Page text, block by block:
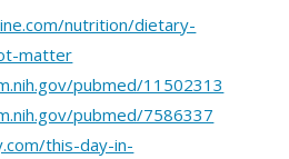
nutrition/dietary-
matter
pubmed/11502313
pubmed/7586337
this-day-in-